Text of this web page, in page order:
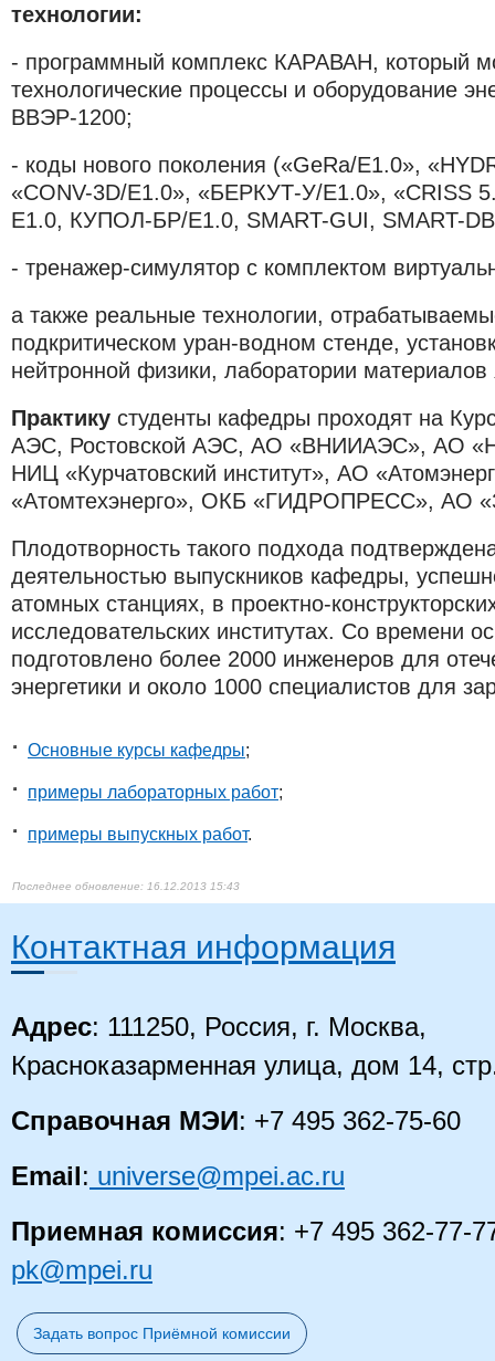
технологии:
- программный комплекс КАРАВАН, который
технологические процессы и оборудование
ВВЭР-1200;
- коды нового поколения («GeRa/E1.0»,
«CONV-3D/E1.0», «БЕРКУТ-У/E1.0», «CRISS
Е1.0, КУПОЛ-БР/Е1.0, SMART-GUI, SMART-
- тренажер-симулятор с комплектом
а также реальные технологии,
подкритическом уран-водном стенде,
нейтронной физики, лаборатории материалов
Практику студенты кафедры проходят на
АЭС, Ростовской АЭС, АО «ВНИИАЭС», АО
НИЦ «Курчатовский институт», АО
«Атомтехэнерго», ОКБ «ГИДРОПРЕСС», АО
Плодотворность такого подхода
деятельностью выпускников кафедры,
атомных станциях, в проектно-
исследовательских институтах. Со времени
подготовлено более 2000 инженеров для
энергетики и около 1000 специалистов для
Основные курсы кафедры;
примеры лабораторных работ;
примеры выпускных работ​.
16.12.2013 15:43
Контактная информация
Адрес: 111250, Россия, г. Москва,
Красноказарменная улица, дом 14,
Справочная МЭИ: +7 495 362-75-60
Email: universe@mpei.ac.ru
Приемная комиссия: +7 495 362-77-
pk@mpei.ru
Задать вопрос Приёмной комиссии